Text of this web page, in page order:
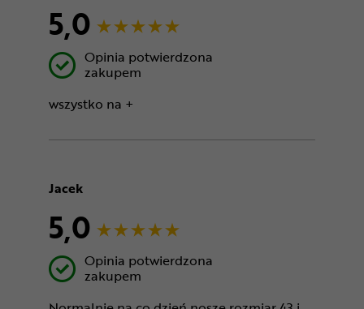
5,0
Opinia potwierdzona
zakupem
wszystko na +
Jacek
5,0
Opinia potwierdzona
zakupem